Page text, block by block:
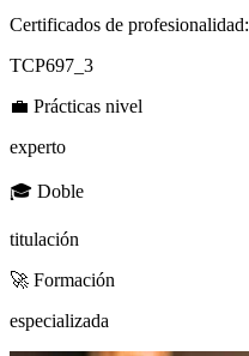
Certificados de profesionalidad:
TCP697_3
💼 Prácticas nivel
experto
🎓 Doble
titulación
🚀 Formación
especializada